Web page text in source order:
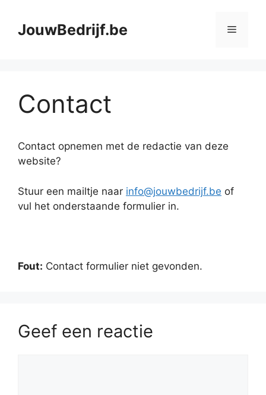
JouwBedrijf.be Menu
Contact
Contact opnemen met de redactie van deze
website?
Stuur een mailtje naar info@jouwbedrijf.be of
vul het onderstaande formulier in.
Fout: Contact formulier niet gevonden.
Geef een reactie